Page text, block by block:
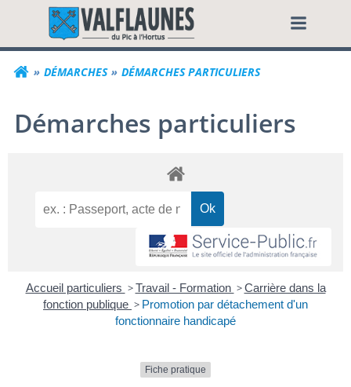
contenuCommune de
DÉMARCHES DÉMARCHES PARTICULIERS
Démarches particuliers
Accueil particuliers > Travail - Formation > Carrière dans la
fonction publique > Promotion par détachement d'un
fonctionnaire handicapé
Fiche pratique